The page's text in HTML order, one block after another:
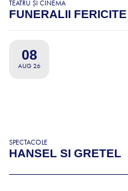
TEATRU ȘI CINEMA
FUNERALII FERICITE
08
AUG 26
SPECTACOLE
HANSEL SI GRETEL